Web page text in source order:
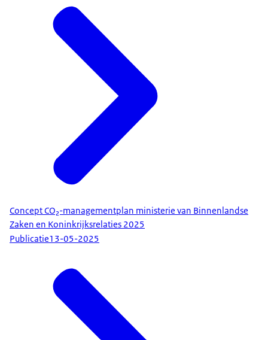
Concept CO₂-managementplan ministerie van Binnenlandse
Zaken en Koninkrijksrelaties 2025
Publicatie13-05-2025